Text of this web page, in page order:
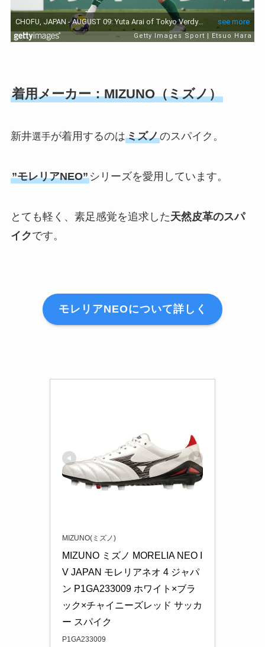
着用メーカー：MIZUNO（ミズノ）
新井選手が着用するのはミズノのスパイク。
”モレリアNEO”シリーズを愛用しています。
とても軽く、素足感覚を追求した天然皮革のスパ
イクです。
モレリアNEOについて詳しく
MIZUNO(ミズノ)
MIZUNO ミズノ MORELIA NEO I
V JAPAN モレリアネオ 4 ジャパ
ン P1GA233009 ホワイト×ブラ
ック×チャイニーズレッド サッカ
ー スパイク
P1GA233009